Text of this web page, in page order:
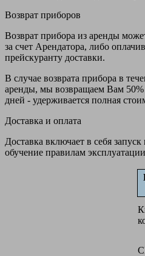
Возврат приборов
Возврат прибора из аренды
за счет Арендатора, либо
прейскуранту доставки.
В случае возврата прибора в
аренды, мы возвращаем Вам
дней - удерживается полная
Доставка и оплата
Доставка включает в себя
обучение правилам